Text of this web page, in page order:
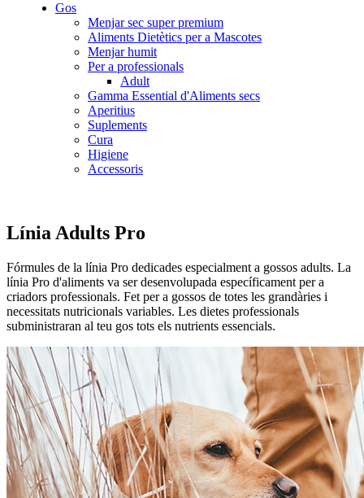
Gos
Menjar sec super premium
Aliments Dietètics per a Mascotes
Menjar humit
Per a professionals
Adult
Gamma Essential d'Aliments secs
Aperitius
Suplements
Cura
Higiene
Accessoris
Línia Adults Pro
Fórmules de la línia Pro dedicades especialment a gossos adults. La
línia Pro d'aliments va ser desenvolupada específicament per a
criadors professionals. Fet per a gossos de totes les grandàries i
necessitats nutricionals variables. Les dietes professionals
subministraran al teu gos tots els nutrients essencials.